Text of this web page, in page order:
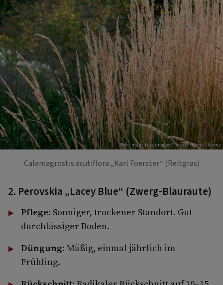
Foto: mauritius images / Lucy Griffiths / Alamy
Calamagrostis acutiflora „Karl Foerster“ (Reitgras)
2. Perovskia „Lacey Blue“ (Zwerg-Blauraute)
Pflege: Sonniger, trockener Standort. Gut
durchlässiger Boden.
Düngung: Mäßig, einmal jährlich im
Frühling.